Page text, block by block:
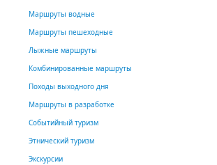
Маршруты водные
Маршруты пешеходные
Лыжные маршруты
Комбинированные маршруты
Походы выходного дня
Маршруты в разработке
Событийный туризм
Этнический туризм
Экскурсии